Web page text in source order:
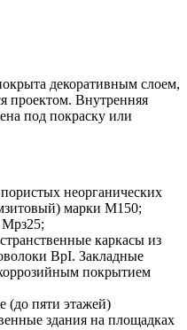
декоративным слоем,
проектом. Внутренняя
под покраску или
неорганических
марки М150;
Мрз25;
каркасы из
ВрI. Закладные
покрытием
(до пяти этажей)
здания на площадках